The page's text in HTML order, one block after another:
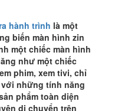
hành trình là một
biến màn hình zin
một chiếc màn hình
như một chiếc
phim, xem tivi, chỉ
những tính năng
phẩm toàn diện
di chuyển trên